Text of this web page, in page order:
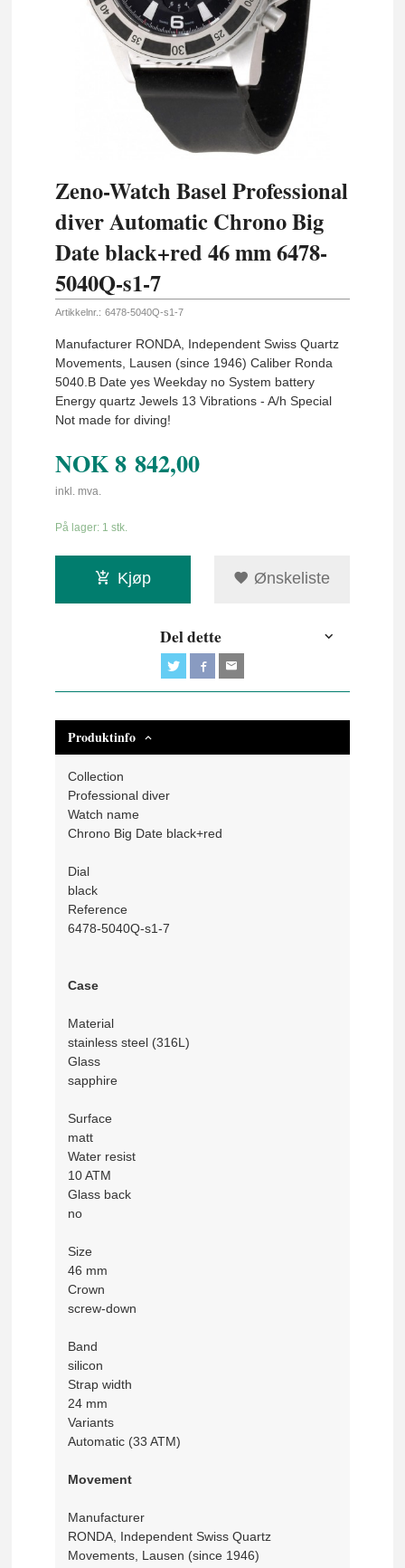
Zeno-Watch Basel Professional
diver Automatic Chrono Big
Date black+red 46 mm 6478-
5040Q-s1-7
Artikkelnr.: 6478-5040Q-s1-7
Manufacturer RONDA, Independent Swiss Quartz
Movements, Lausen (since 1946) Caliber Ronda
5040.B Date yes Weekday no System battery
Energy quartz Jewels 13 Vibrations - A/h Special
Not made for diving!
NOK8 842,00
inkl. mva.
På lager: 1 stk.
Kjøp Ønskeliste
Del dette
Produktinfo
Collection
Professional diver
Watch name
Chrono Big Date black+red
Dial
black
Reference
6478-5040Q-s1-7
Case
Material
stainless steel (316L)
Glass
sapphire
Surface
matt
Water resist
10 ATM
Glass back
no
Size
46 mm
Crown
screw-down
Band
silicon
Strap width
24 mm
Variants
Automatic (33 ATM)
Movement
Manufacturer
RONDA, Independent Swiss Quartz
Movements, Lausen (since 1946)